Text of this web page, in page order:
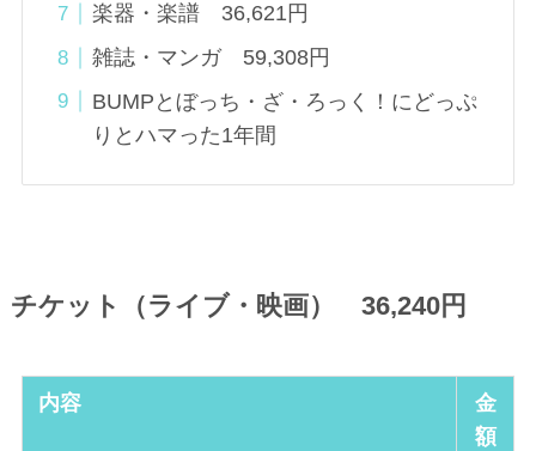
楽器・楽譜 36,621円
雑誌・マンガ 59,308円
BUMPとぼっち・ざ・ろっく！にどっぷ
りとハマった1年間
チケット（ライブ・映画） 36,240円
内容
金
額